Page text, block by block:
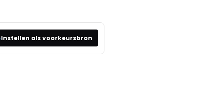
Instellen als voorkeursbron